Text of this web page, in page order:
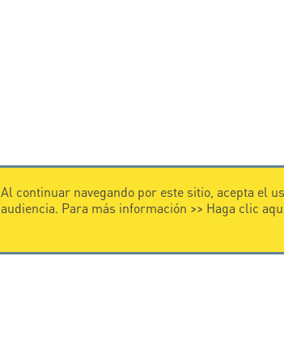
Al continuar navegando por este sitio, acepta el
audiencia. Para más información >> Haga clic